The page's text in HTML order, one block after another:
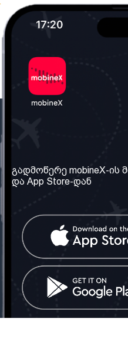
ჩვენ შესახებ
ჩვენი სერვისები
კონტაქტი
საქართველო: თბილისი
ტელ: 032 2 04 00 50
ელ. ფოსტა:
info@mobinex.ge
გადმოწერე mobineX-ის
და App Store-დან